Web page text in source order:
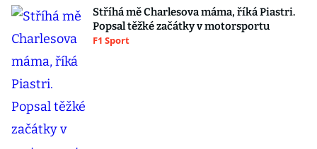
Stříhá mě Charlesova máma, říká Piastri.
Popsal těžké začátky v motorsportu
F1 Sport